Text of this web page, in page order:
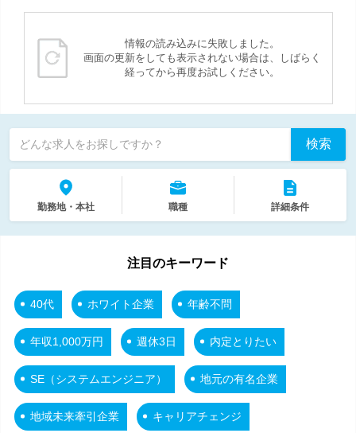
情報の読み込みに失敗しました。
画面の更新をしても表示されない場合は、しばらく
経ってから再度お試しください。
どんな求人をお探しですか？ 検索
勤務地・本社 職種 詳細条件
注目のキーワード
40代 ホワイト企業 年齢不問
年収1,000万円 週休3日 内定とりたい
SE（システムエンジニア） 地元の有名企業
地域未来牽引企業 キャリアチェンジ